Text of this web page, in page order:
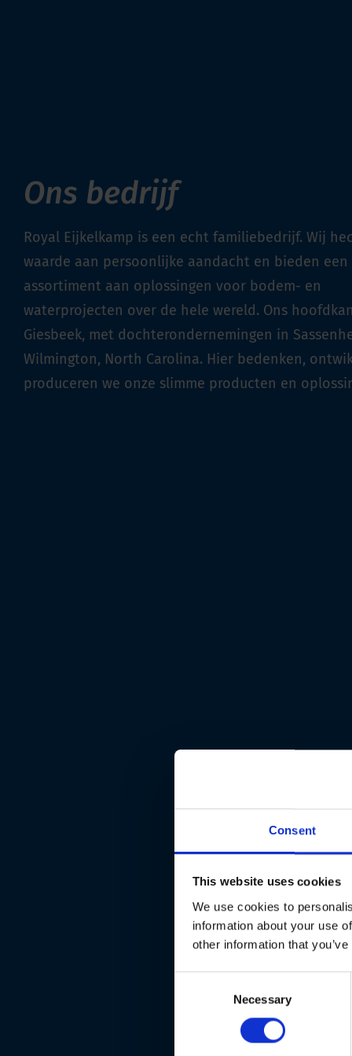
Consent
This website uses cookies
We use cookies to
information about your use
other information that
Necessary
Ons bedrijf
Royal Eijkelkamp is een echt familiebedrijf. Wij
waarde aan persoonlijke aandacht en bieden een
assortiment aan oplossingen voor bodem- en
waterprojecten over de hele wereld. Ons
Giesbeek, met dochterondernemingen in
Wilmington, North Carolina. Hier bedenken,
produceren we onze slimme producten en